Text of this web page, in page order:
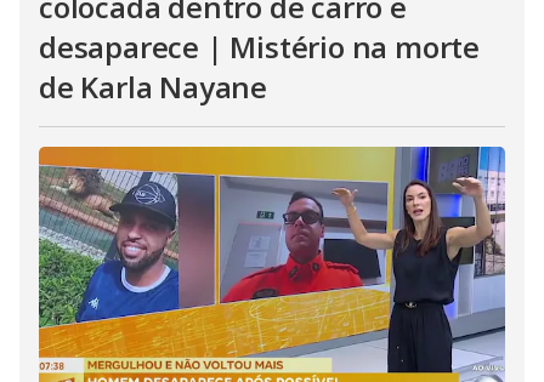
desaparece | Mistério na morte
de Karla Nayane